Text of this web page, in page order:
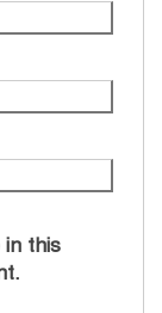
in this